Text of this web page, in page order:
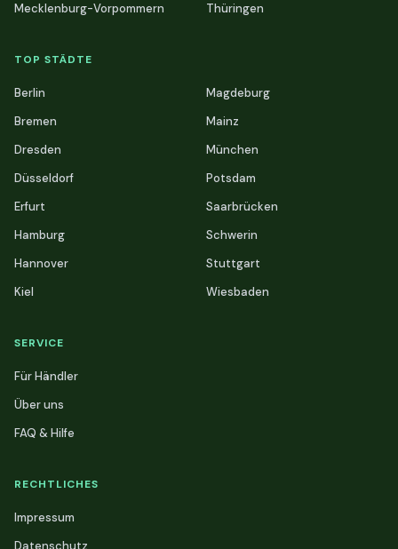
Mecklenburg-Vorpommern
Thüringen
TOP STÄDTE
Berlin
Bremen
Dresden
Düsseldorf
Erfurt
Hamburg
Hannover
Kiel
Magdeburg
Mainz
München
Potsdam
Saarbrücken
Schwerin
Stuttgart
Wiesbaden
SERVICE
Für Händler
Über uns
FAQ & Hilfe
RECHTLICHES
Impressum
Datenschutz